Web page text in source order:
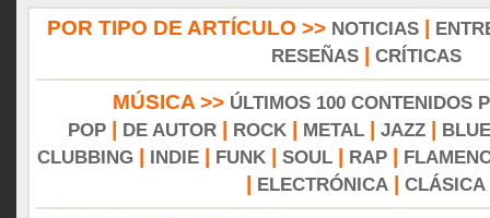
POR TIPO DE ARTÍCULO >> NOTICIAS|
RESEÑAS| CRÍTICAS
MÚSICA >> ÚLTIMOS 100 CONTENIDOS
POP
DE AUTOR ROCK METAL JAZZ
CLUBBING
INDIE FUNK SOUL RAP
ELECTRÓNICA CLÁSICA